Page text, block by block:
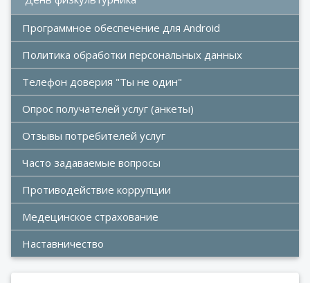
Программное обеспечение для Android
Политика обработки персональных данных
Телефон доверия "Ты не один"
Опрос получателей услуг (анкеты)
Отзывы потребителей услуг
Часто задаваемые вопросы
Противодействие коррупции
Медецинское страхование
Наставничество